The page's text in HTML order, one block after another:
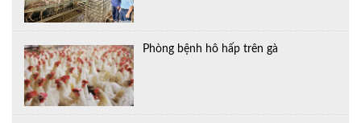
Phòng bệnh hô hấp trên gà